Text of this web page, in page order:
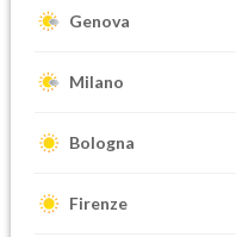
Genova
Milano
Bologna
Firenze